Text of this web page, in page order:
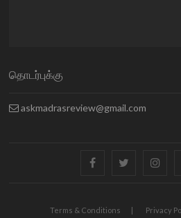
தொடர்புக்கு
askmadrasreview@gmail.com
facebook twitter
Terms & Conditions Privacy